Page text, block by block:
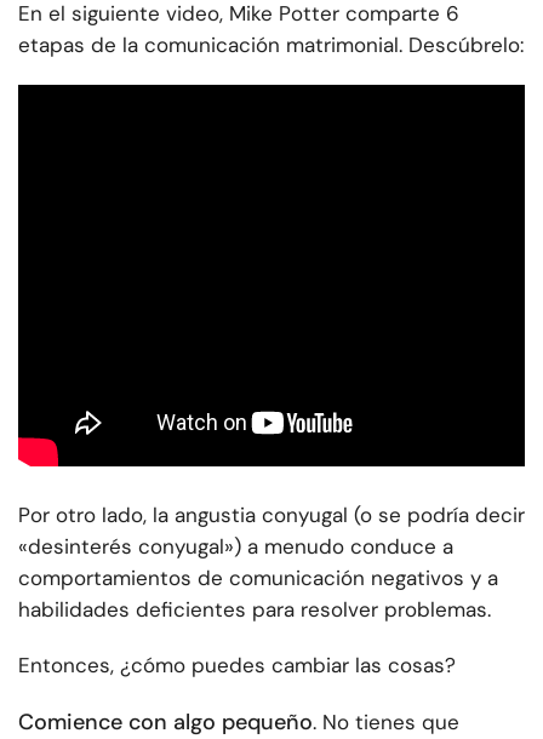
En el siguiente video, Mike Potter comparte 6
etapas de la comunicación matrimonial. Descúbrelo:
Por otro lado, la angustia conyugal (o se podría decir
«desinterés conyugal») a menudo conduce a
comportamientos de comunicación negativos y a
habilidades deficientes para resolver problemas.
Entonces, ¿cómo puedes cambiar las cosas?
Comience con algo pequeño. No tienes que